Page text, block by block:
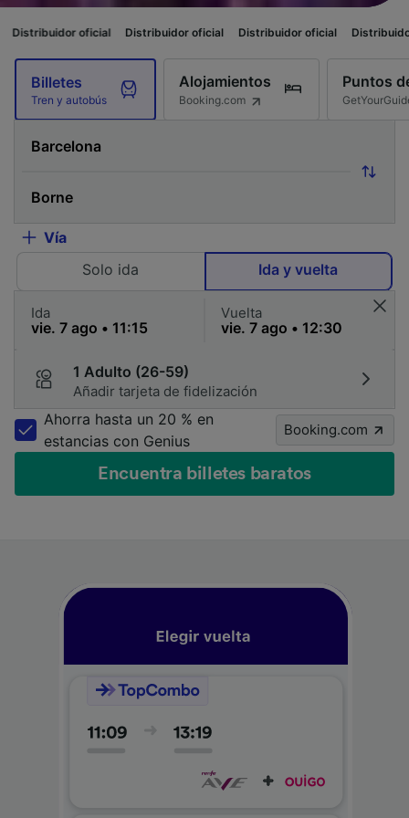
Distribuidor oficial Distribuidor oficial Distribuidor oficial
Billetes
Tren y autobús
Alojamientos
Booking.com
Puntos
Vía
Solo ida
Ida y vuelta
Ida Vuelta
1 Adulto (26-59)
Añadir tarjeta de fidelización
Ahorra hasta un 20 % en
estancias con Genius
Booking.com
Encuentra billetes baratos